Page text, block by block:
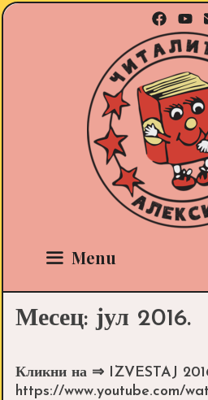
Skip
Menu
Месец: јул 2016.
Кликни на ⇒ IZVESTAJ
https://www.youtube.com/